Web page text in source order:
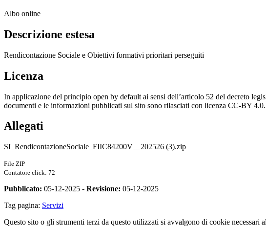
Albo online
Descrizione estesa
Rendicontazione Sociale e Obiettivi formativi prioritari perseguiti
Licenza
In applicazione del principio open by default ai sensi dell’articolo 52 del decreto
documenti e le informazioni pubblicati sul sito sono rilasciati con licenza CC-BY 4.0.
Allegati
SI_RendicontazioneSociale_FIIC84200V__202526 (3).zip
File ZIP
Contatore click: 72
Pubblicato: 05-12-2025 - Revisione: 05-12-2025
Tag pagina: Servizi
Questo sito o gli strumenti terzi da questo utilizzati si avvalgono di cookie necessari